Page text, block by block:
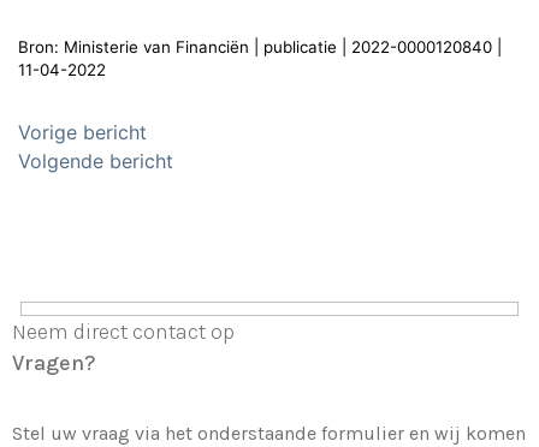
Bron: Ministerie van Financiën | publicatie | 2022-0000120840 |
11-04-2022
Bericht
navigatie
Vorige bericht
Volgende bericht
Neem direct contact op
Vragen?
Stel uw vraag via het onderstaande formulier en wij komen